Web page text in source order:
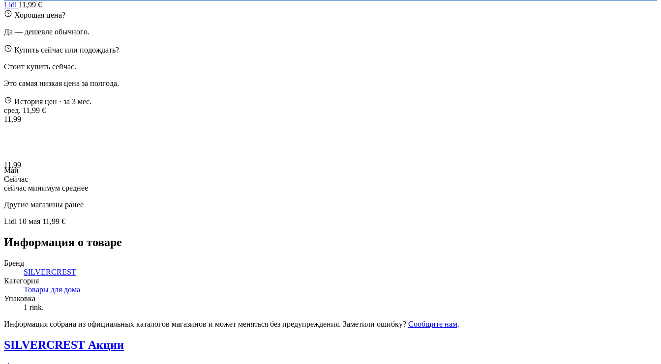
Lidl 11,99 €
Хорошая цена?
Да — дешевле обычного.
Купить сейчас или подождать?
Стоит купить сейчас.
Это самая низкая цена за полгода.
История цен · за 3 мес.
сред. 11,99 €
11,99
11,99
Май
Сейчас
сейчас минимум среднее
Другие магазины ранее
Lidl 10 мая 11,99 €
Информация о товаре
Бренд
SILVERCREST
Категория
Товары для дома
Упаковка
1 rink.
Информация собрана из официальных каталогов магазинов и может меняться без предупреждения. Заметили ошибку? Сообщите нам.
SILVERCREST Акции